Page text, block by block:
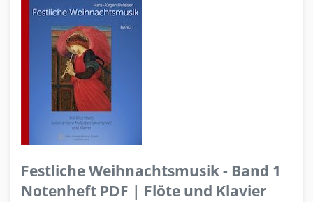
Festliche Weihnachtsmusik - Band 1
Notenheft PDF | Flöte und Klavier